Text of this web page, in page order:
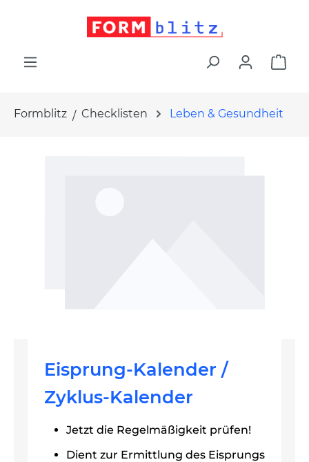
Formblitz Checklisten Leben & Gesundheit
Eisprung-Kalender /
Zyklus-Kalender
Jetzt die Regelmäßigkeit prüfen!
Dient zur Ermittlung des Eisprungs